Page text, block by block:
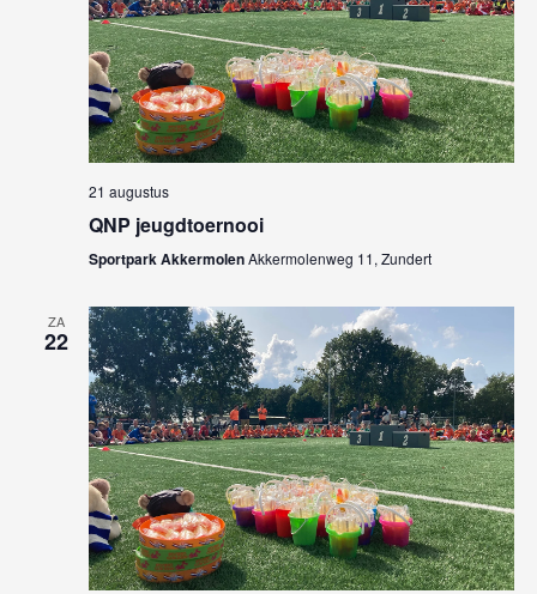
21 augustus
QNP jeugdtoernooi
Sportpark AkkermolenAkkermolenweg 11, Zundert
ZA
22